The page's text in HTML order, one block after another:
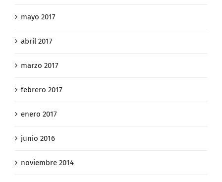
mayo 2017
abril 2017
marzo 2017
febrero 2017
enero 2017
junio 2016
noviembre 2014